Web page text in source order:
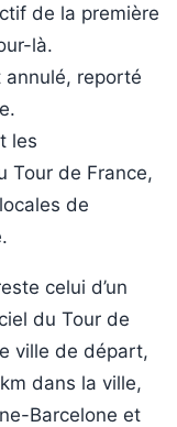
de la première
là.
annulé, reporté
les
Tour de France,
de
celui d’un
du Tour de
ville de départ,
dans la ville,
Barcelone et